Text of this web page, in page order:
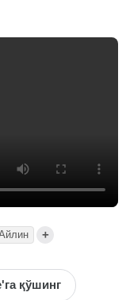
+
қўшинг